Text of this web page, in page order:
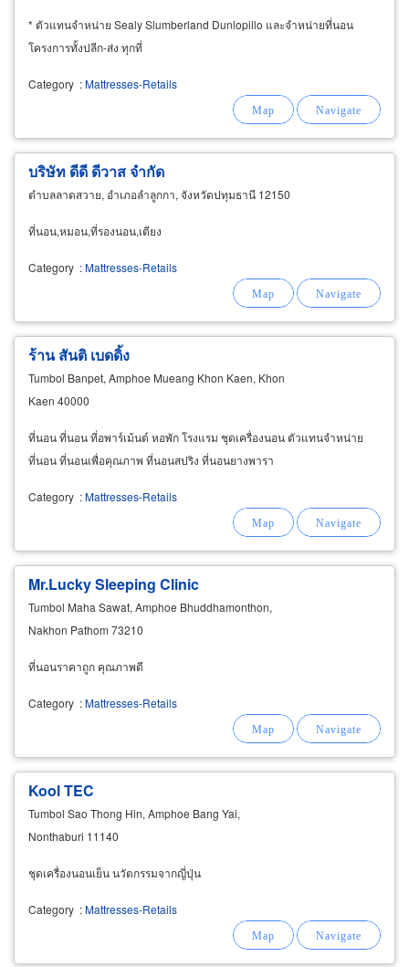
* ตัวแทนจำหน่าย Sealy Slumberland Dunlopillo และจำหน่ายที่นอน
โครงการทั้งปลีก-ส่ง ทุกที่
Category :Mattresses-Retails
บริษัท ดีดี ดีวาส จำกัด
ตำบลลาดสวาย, อำเภอลำลูกกา, จังหวัดปทุมธานี 12150
ที่นอน,หมอน,ที่รองนอน,เตียง
Category :Mattresses-Retails
ร้าน สันติ เบดดิ้ง
Tumbol Banpet, Amphoe Mueang Khon Kaen, Khon
Kaen 40000
ที่นอน ที่นอน ที่อพาร์เม้นต์ หอพัก โรงแรม ชุดเครื่องนอน ตัวแทนจำหน่าย
ที่นอน ที่นอนเพื่อคุณภาพ ที่นอนสปริง ที่นอนยางพารา
Category :Mattresses-Retails
Mr.Lucky Sleeping Clinic
Tumbol Maha Sawat, Amphoe Bhuddhamonthon,
Nakhon Pathom 73210
ที่นอนราคาถูก คุณภาพดี
Category :Mattresses-Retails
Kool TEC
Tumbol Sao Thong Hin, Amphoe Bang Yai,
Nonthaburi 11140
ชุดเครื่องนอนเย็น นวัตกรรมจากญี่ปุ่น
Category :Mattresses-Retails